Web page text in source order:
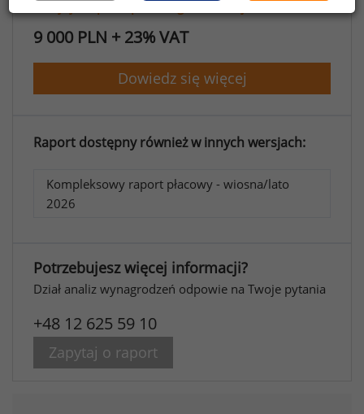
2 edycje Raportu płacowegowniższej cenie
9 000 PLN + 23% VAT
Dowiedz się więcej
Raport dostępny również w innych wersjach:
Kompleksowy raport płacowy - wiosna/lato
2026
Potrzebujesz więcej informacji?
Dział analiz wynagrodzeń odpowie na Twoje pytania
+48 12 625 59 10
Zapytaj o raport